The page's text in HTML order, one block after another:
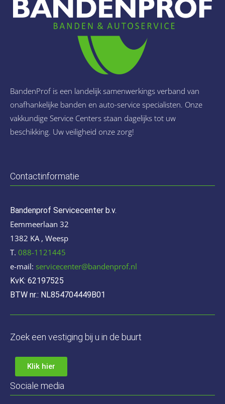
BandenProf is een landelijk samenwerkings verband van
onafhankelijke banden en auto-service specialisten. Onze
vakkundige Service Centers staan dagelijks tot uw
beschikking. Uw veiligheid onze zorg!
Contactinformatie
Bandenprof Servicecenter b.v.
Eemmeerlaan 32
1382 KA , Weesp
T. 088-1121445
e-mail: servicecenter@bandenprof.nl
KvK: 62197525
BTW nr.: NL854704449B01
Zoek een vestiging bij u in de buurt
Klik hier
Sociale media